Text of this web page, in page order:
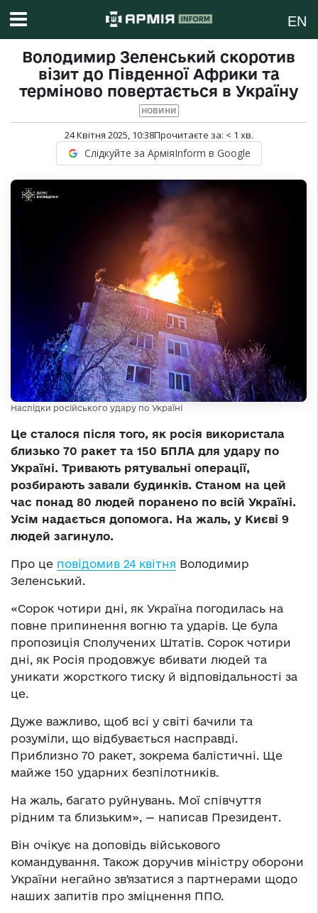
EN
Володимир Зеленський скоротив
візит до Південної Африки та
терміново повертається в Україну
НОВИНИ
24 Квітня 2025, 10:38Прочитаєте за: < 1 хв.
Слідкуйте за АрміяInform в Google
Наслідки російського удару по Україні
Це сталося після того, як росія використала
близько 70 ракет та 150 БПЛА для удару по
Україні. Тривають рятувальні операції,
розбирають завали будинків. Станом на цей
час понад 80 людей поранено по всій Україні.
Усім надається допомога. На жаль, у Києві 9
людей загинуло.
Про це повідомив 24 квітня Володимир
Зеленський.
«Сорок чотири дні, як Україна погодилась на
повне припинення вогню та ударів. Це була
пропозиція Сполучених Штатів. Сорок чотири
дні, як Росія продовжує вбивати людей та
уникати жорсткого тиску й відповідальності за
це.
Дуже важливо, щоб всі у світі бачили та
розуміли, що відбувається насправді.
Приблизно 70 ракет, зокрема балістичні. Ще
майже 150 ударних безпілотників.
На жаль, багато руйнувань. Мої співчуття
рідним та близьким», — написав Президент.
Він очікує на доповідь військового
командування. Також доручив міністру оборони
України негайно звʼязатися з партнерами щодо
наших запитів про зміцнення ППО.